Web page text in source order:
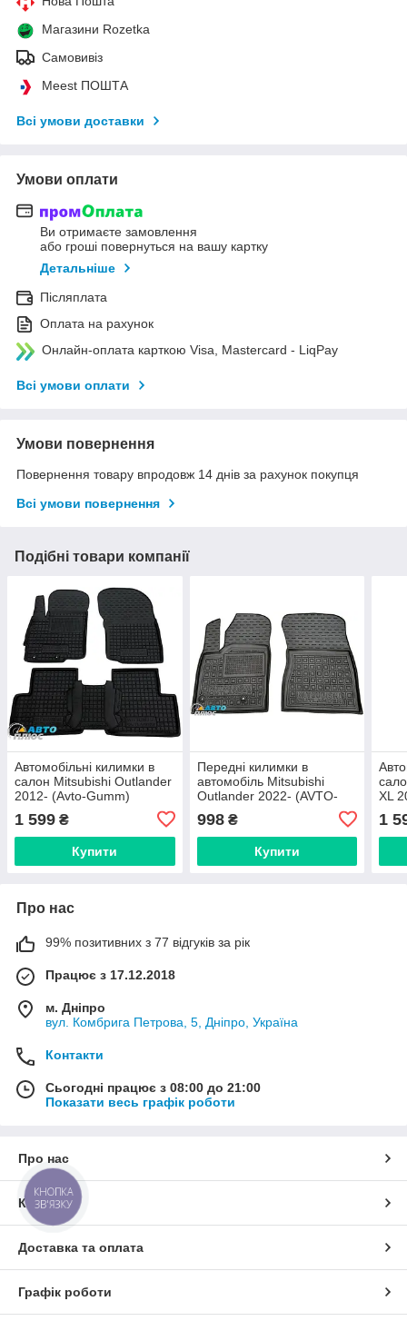
Магазини Rozetka
Самовивіз
Meest ПОШТА
Всі умови доставки
Умови оплати
Ви отримаєте замовлення
або гроші повернуться на вашу картку
Детальніше
Післяплата
Оплата на рахунок
Онлайн-оплата карткою Visa, Mastercard - LiqPay
Всі умови оплати
Умови повернення
Повернення товару впродовж 14 днів за рахунок покупця
Всі умови повернення
Подібні товари компанії
Автомобільні килимки в
салон Mitsubishi Outlander
2012- (Avto-Gumm)
1 599 ₴
Купити
Передні килимки в
автомобіль Mitsubishi
Outlander 2022- (AVTO-
998₴
Купити
XL
1
Про нас
99% позитивних з 77 відгуків за рік
Працює з 17.12.2018
м. Дніпро
вул. Комбрига Петрова, 5, Дніпро, Україна
Контакти
Сьогодні працює з 08:00 до 21:00
Показати весь графік роботи
Про нас
Контакти
Доставка та оплата
Графік роботи
КНОПКА
ЗВ'ЯЗКУ